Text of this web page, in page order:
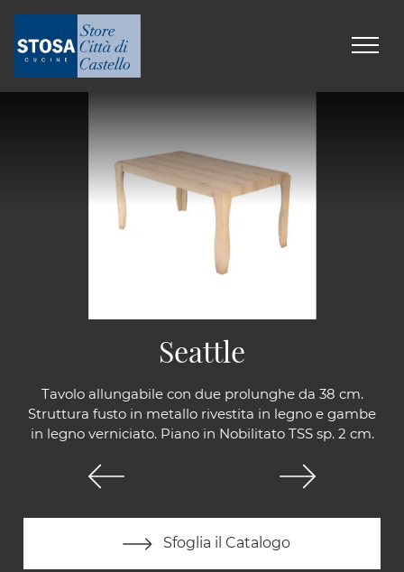
Tavolo allungabile con due prolunghe da 38 cm.
Struttura fusto in metallo rivestita in legno e gambe
in legno verniciato. Piano in Nobilitato TSS sp. 2 cm.
Sfoglia il Catalogo
Seattle